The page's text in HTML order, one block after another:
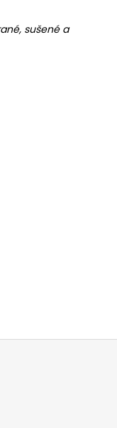
sušené a